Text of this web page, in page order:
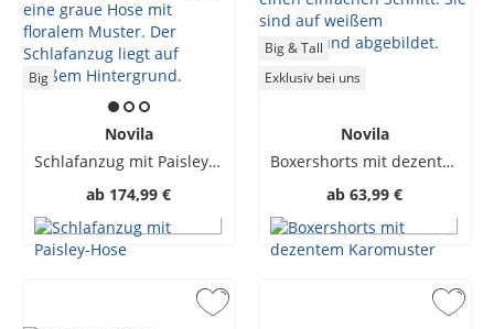
Big
Novila
Schlafanzug mit Paisley-Hose
ab 174,99 €
Big & Tall
Exklusiv bei uns
Novila
Boxershorts mit dezentem Karomuster
ab 63,99 €